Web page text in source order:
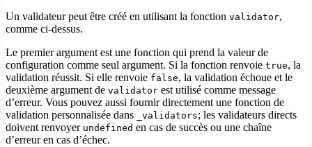
Un validateur peut être créé en utilisant la fonction validator,
comme ci-dessus.
Le premier argument est une fonction qui prend la valeur de
configuration comme seul argument. Si la fonction renvoie true, la
validation réussit. Si elle renvoie false, la validation échoue et le
deuxième argument de validator est utilisé comme message
d’erreur. Vous pouvez aussi fournir directement une fonction de
validation personnalisée dans
_validators; les validateurs directs
doivent renvoyer undefined en cas de succès ou une chaîne
d’erreur en cas d’échec.